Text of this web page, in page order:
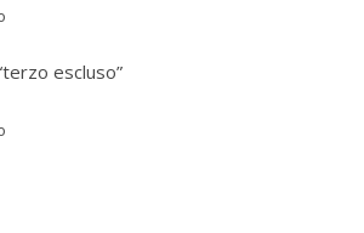
escluso”